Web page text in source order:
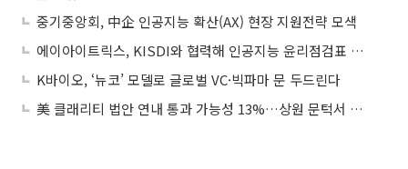
중기중앙회, 中企 인공지능 확산(AX) 현장 지원전략 모색
에이아이트릭스, KISDI와 협력해 인공지능 윤리점검표 발표
K바이오, ‘뉴코’ 모델로 글로벌 VC·빅파마 문 두드린다
美 클래리티 법안 연내 통과 가능성 13%…상원 문턱서 제동